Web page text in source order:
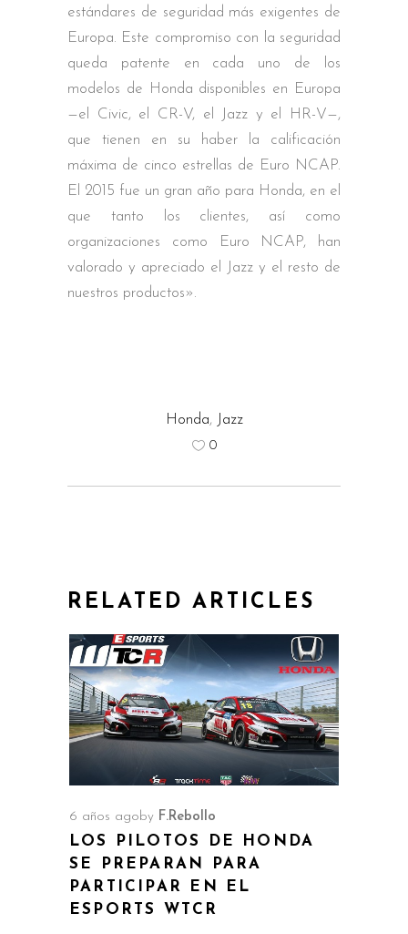
estándares de seguridad más exigentes de
Europa. Este compromiso con la seguridad
queda patente en cada uno de los
modelos de Honda disponibles en Europa
—el Civic, el CR-V, el Jazz y el HR-V—,
que tienen en su haber la calificación
máxima de cinco estrellas de Euro NCAP.
El 2015 fue un gran año para Honda, en el
que tanto los clientes, así como
organizaciones como Euro NCAP, han
valorado y apreciado el Jazz y el resto de
nuestros productos».
Honda, Jazz
0
RELATED ARTICLES
6 años agoby F.Rebollo
LOS PILOTOS DE HONDA
SE PREPARAN PARA
PARTICIPAR EN EL
ESPORTS WTCR